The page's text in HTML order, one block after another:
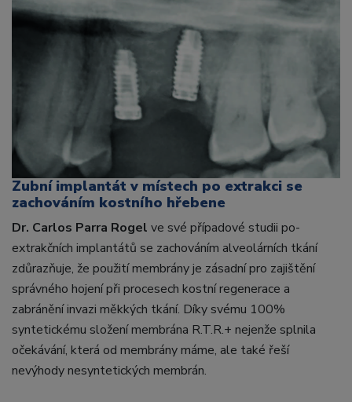
Zubní implantát v místech po extrakci se
zachováním kostního hřebene
Dr. Carlos Parra Rogel ve své případové studii po-
extrakčních implantátů se zachováním alveolárních tkání
zdůrazňuje, že použití membrány je zásadní pro zajištění
správného hojení při procesech kostní regenerace a
zabránění invazi měkkých tkání. Díky svému 100%
syntetickému složení membrána R.T.R.+ nejenže splnila
očekávání, která od membrány máme, ale také řeší
nevýhody nesyntetických membrán.